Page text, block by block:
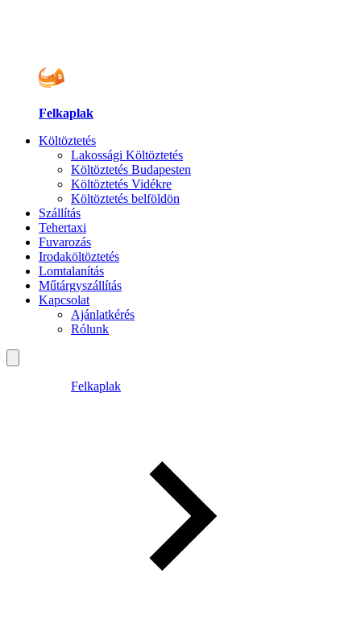
Felkaplak
Költöztetés
Lakossági Költöztetés
Költöztetés Budapesten
Költöztetés Vidékre
Költöztetés belföldön
Szállítás
Tehertaxi
Fuvarozás
Irodaköltöztetés
Lomtalanítás
Műtárgyszállítás
Kapcsolat
Ajánlatkérés
Rólunk
Felkaplak